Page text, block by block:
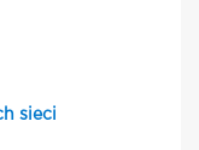
sieci